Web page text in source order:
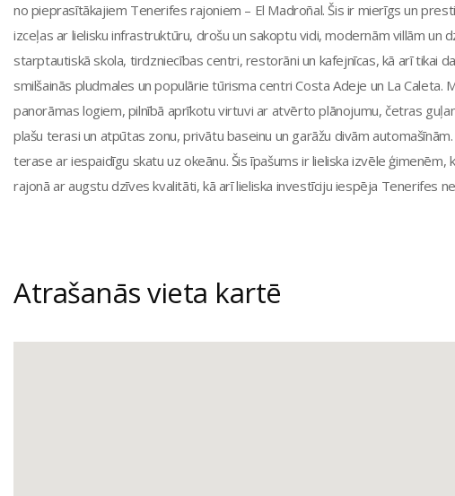
no pieprasītākajiem Tenerifes rajoniem – El Madroñal. Šis ir mierīgs un
izceļas ar lielisku infrastruktūru, drošu un sakoptu vidi, modernām villām un
starptautiskā skola, tirdzniecības centri, restorāni un kafejnīcas, kā arī tikai
smilšainās pludmales un populārie tūrisma centri Costa Adeje un La Caleta.
panorāmas logiem, pilnībā aprīkotu virtuvi ar atvērto plānojumu, četras
plašu terasi un atpūtas zonu, privātu baseinu un garāžu divām
terase ar iespaidīgu skatu uz okeānu. Šis īpašums ir lieliska izvēle
rajonā ar augstu dzīves kvalitāti, kā arī lieliska investīciju iespēja Tenerifes
Atrašanās vieta kartē